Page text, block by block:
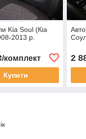
Kia Soul (Кіа
2013 р.
комплект
Купити
2